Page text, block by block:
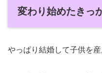
変わり始めたきっ
やっぱり結婚して子供を